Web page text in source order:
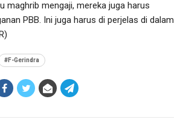
maghrib mengaji, mereka juga harus
PBB. Ini juga harus di perjelas di dalam
#F-Gerindra